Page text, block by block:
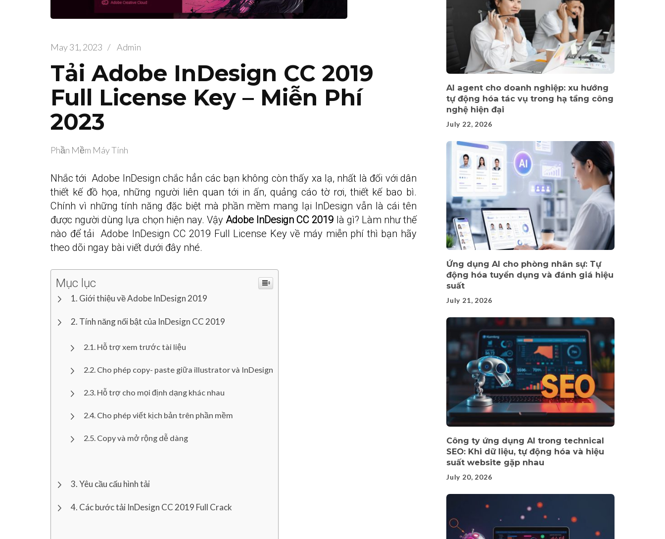
May 31, 2023 / Admin
Tải Adobe InDesign CC 2019
Full License Key – Miễn Phí
2023
Phần Mềm Máy Tính
Nhắc tới Adobe InDesign chắc hẳn các bạn không còn thấy xa lạ, nhất là đối với dân
thiết kế đồ họa, những người liên quan tới in ấn, quảng cáo tờ rơi, thiết kế bao bì.
Chính vì những tính năng đặc biệt mà phần mềm mang lại InDesign vẫn là cái tên
được người dùng lựa chọn hiện nay. Vậy Adobe InDesign CC 2019 là gì? Làm như thế
nào để tải Adobe InDesign CC 2019 Full License Key về máy miễn phí thì bạn hãy
theo dõi ngay bài viết dưới đây nhé.
Mục lục
Giới thiệu về Adobe InDesign 2019
Tính năng nổi bật của InDesign CC 2019
Hỗ trợ xem trước tài liệu
Cho phép copy- paste giữa illustrator và InDesign
Hỗ trợ cho mọi định dạng khác nhau
Cho phép viết kịch bản trên phần mềm
Copy và mở rộng dễ dàng
Yêu cầu cấu hình tải
Các bước tải InDesign CC 2019 Full Crack
AI agent cho doanh nghiệp: xu hướng
tự động hóa tác vụ trong hạ tầng công
nghệ hiện đại
July 22, 2026
Ứng dụng AI cho phòng nhân sự: Tự
động hóa tuyển dụng và đánh giá hiệu
suất
July 21, 2026
Công ty ứng dụng AI trong technical
SEO: Khi dữ liệu, tự động hóa và hiệu
suất website gặp nhau
July 20, 2026